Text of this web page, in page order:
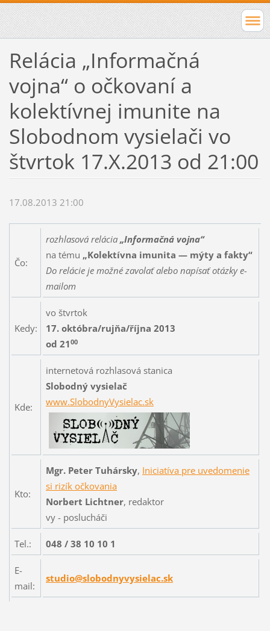
Relácia „Informačná
vojna“ o očkovaní a
kolektívnej imunite na
Slobodnom vysielači vo
štvrtok 17.X.2013 od 21:00
17.08.2013 21:00
Čo:
rozhlasová relácia „Informačná vojna“
na tému „Kolektívna imunita — mýty a fakty“
Do relácie je možné zavolať alebo napísať otázky e-
mailom
Kedy:
vo štvrtok
17. októbra/rujňa/října 2013
od 2100
Kde:
internetová rozhlasová stanica
Slobodný vysielač
www.SlobodnyVysielac.sk
Kto:
Mgr. Peter Tuhársky, Iniciatíva pre uvedomenie
si rizík očkovania
Norbert Lichtner, redaktor
vy - poslucháči
Tel.: 048 / 38 10 10 1
E-
mail:
studio@slobodnyvysielac.sk